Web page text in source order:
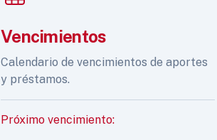
Vencimientos
Calendario de vencimientos de aportes
y préstamos.
Próximo vencimiento: